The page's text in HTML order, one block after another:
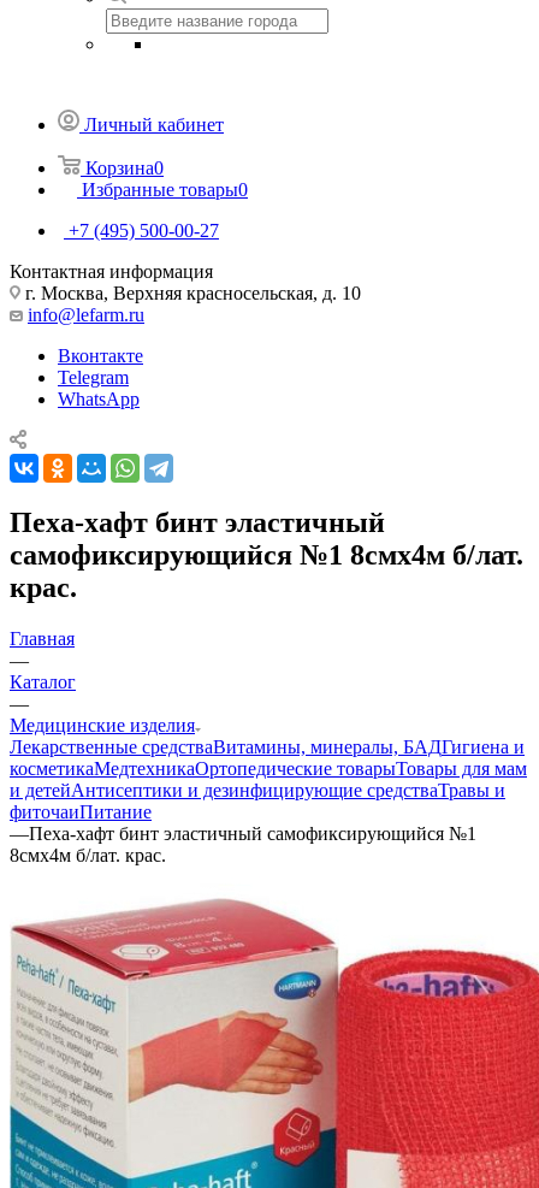
Личный кабинет
Корзина0
Избранные товары0
+7 (495) 500-00-27
Контактная информация
г. Москва, Верхняя красносельская, д. 10
info@lefarm.ru
Вконтакте
Telegram
WhatsApp
Пеха-хафт бинт эластичный
самофиксирующийся №1 8смх4м б/лат.
крас.
Главная
—
Каталог
—
Медицинские изделия
Лекарственные средстваВитамины, минералы, БАДГигиена и
косметикаМедтехникаОртопедические товарыТовары для мам
и детейАнтисептики и дезинфицирующие средстваТравы и
фиточаиПитание
—Пеха-хафт бинт эластичный самофиксирующийся №1
8смх4м б/лат. крас.